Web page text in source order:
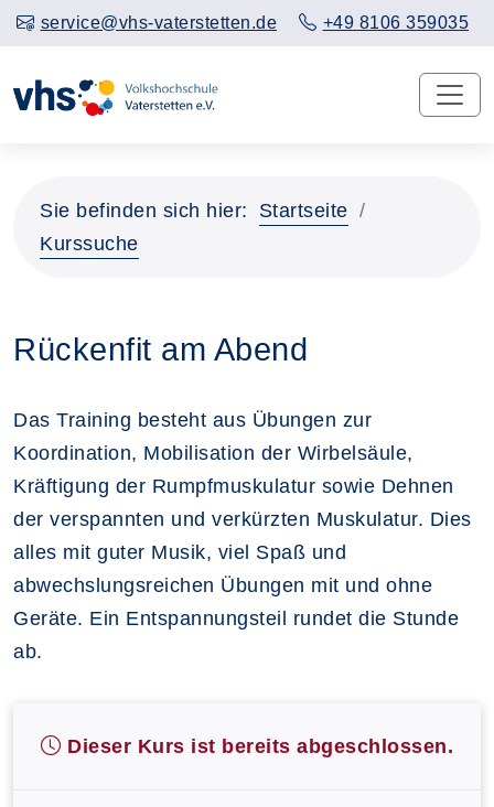
service@vhs-vaterstetten.de +49 8106 359035
Sie befinden sich hier:
Startseite
Kurssuche
Rückenfit am Abend
Das Training besteht aus Übungen zur
Koordination, Mobilisation der Wirbelsäule,
Kräftigung der Rumpfmuskulatur sowie Dehnen
der verspannten und verkürzten Muskulatur. Dies
alles mit guter Musik, viel Spaß und
abwechslungsreichen Übungen mit und ohne
Geräte. Ein Entspannungsteil rundet die Stunde
ab.
Dieser Kurs ist bereits abgeschlossen.